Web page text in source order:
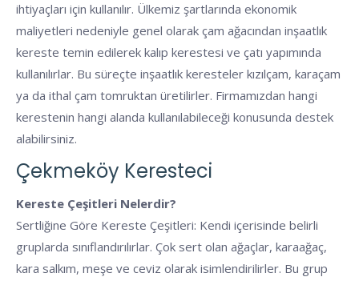
ihtiyaçları için kullanılır. Ülkemiz şartlarında ekonomik
maliyetleri nedeniyle genel olarak çam ağacından inşaatlık
kereste temin edilerek kalıp kerestesi ve çatı yapımında
kullanılırlar. Bu süreçte inşaatlık keresteler kızılçam, karaçam
ya da ithal çam tomruktan üretilirler. Firmamızdan hangi
kerestenin hangi alanda kullanılabileceği konusunda destek
alabilirsiniz.
Çekmeköy Keresteci
Kereste Çeşitleri Nelerdir?
Sertliğine Göre Kereste Çeşitleri: Kendi içerisinde belirli
gruplarda sınıflandırılırlar. Çok sert olan ağaçlar, karaağaç,
kara salkım, meşe ve ceviz olarak isimlendirilirler. Bu grup